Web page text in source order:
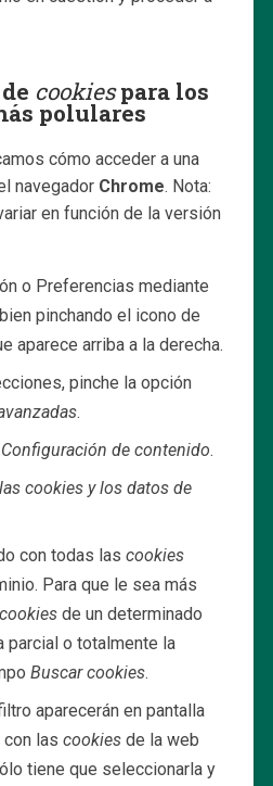
cookiespara los
polulares
cómo acceder a una
navegador Chrome. Nota:
en función de la versión
o Preferencias mediante
pinchando el icono de
aparece arriba a la derecha.
pinche la opción
.
Configuración de contenido.
cookiesy los datos de
con todas las cookies
Para que le sea más
cookiesde un determinado
parcial o totalmente la
Buscar cookies.
aparecerán en pantalla
con las cookiesde la web
tiene que seleccionarla y